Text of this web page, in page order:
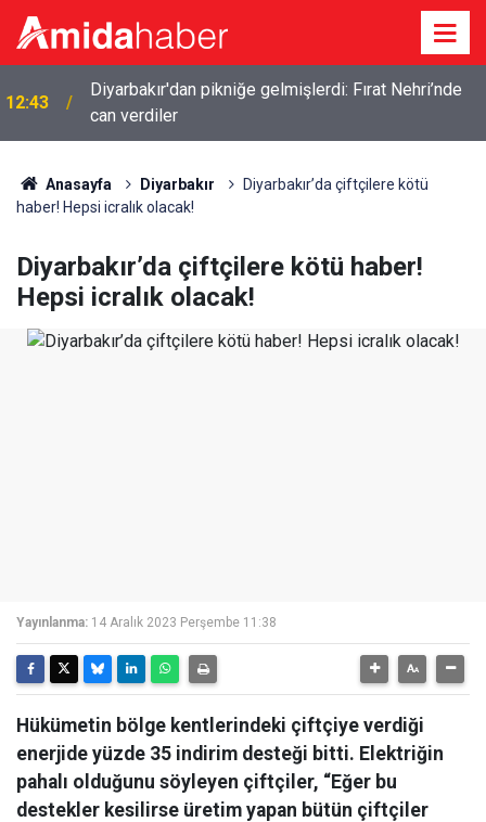
12:22
Amedspor’un ilk maçı yaklaşırken stadyum çevresi
bakımsız
Anasayfa Diyarbakır
Diyarbakır’da çiftçilere kötü
haber! Hepsi icralık olacak!
Diyarbakır’da çiftçilere kötü haber!
Hepsi icralık olacak!
Yayınlanma: 14 Aralık 2023 Perşembe 11:38
Hükümetin bölge kentlerindeki çiftçiye verdiği
enerjide yüzde 35 indirim desteği bitti. Elektriğin
pahalı olduğunu söyleyen çiftçiler, “Eğer bu
destekler kesilirse üretim yapan bütün çiftçiler